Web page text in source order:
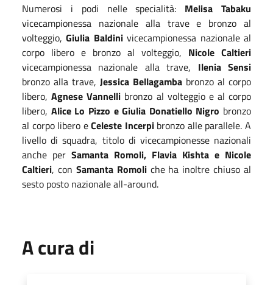
Numerosi i podi nelle specialità: Melisa Tabaku
vicecampionessa nazionale alla trave e bronzo al
volteggio,Giulia Baldinivicecampionessa nazionale al
corpo libero e bronzo al volteggio, Nicole Caltieri
vicecampionessa nazionale alla trave, Ilenia Sensi
bronzo alla trave, Jessica Bellagamba bronzo al corpo
libero,Agnese Vannelli bronzo al volteggio e al corpo
libero, Alice Lo Pizzo e Giulia Donatiello Nigro bronzo
al corpo libero eCeleste Incerpi bronzo alle parallele. A
livello di squadra, titolo di vicecampionesse nazionali
anche per Samanta Romoli, Flavia Kishta e Nicole
Caltieri, con Samanta Romoli che ha inoltre chiuso al
sesto posto nazionale all-around.
A cura di